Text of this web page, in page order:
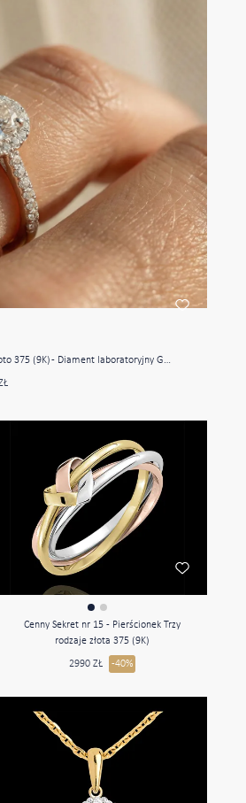
« L'Atelier » nr 190200 - Pierścionek Białe złoto 375 (9K) - Diament laboratoryjny Gruszka 0.5 karat - Korona z kamieni Diament laboratoryjny - Oprawa Diament laboratoryjny
Cenny Sekret nr 15 - Pierścionek Trzy
rodzaje złota 375 (9K)
2990 ZŁ -40%